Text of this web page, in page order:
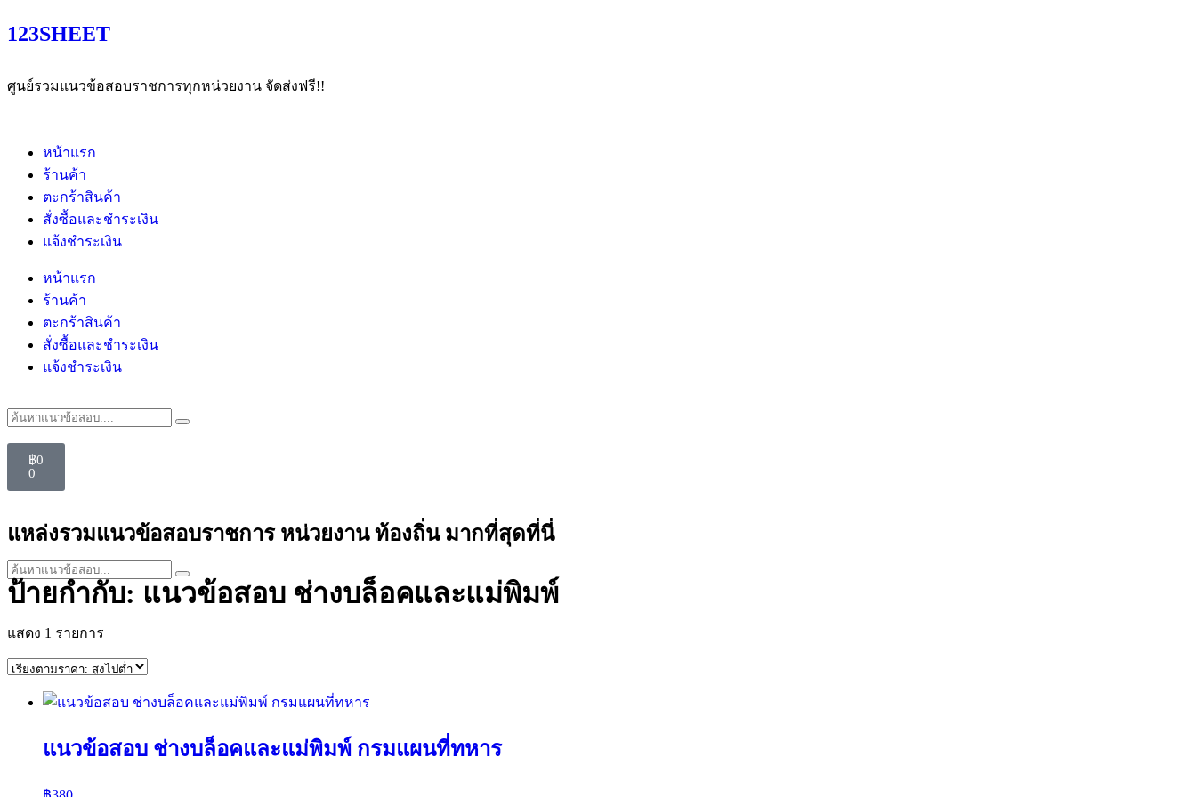
123SHEET
ศูนย์รวมแนวข้อสอบราชการทุกหน่วยงาน จัดส่งฟรี!!
หน้าแรก
ร้านค้า
ตะกร้าสินค้า
สั่งซื้อและชำระเงิน
แจ้งชำระเงิน
หน้าแรก
ร้านค้า
ตะกร้าสินค้า
สั่งซื้อและชำระเงิน
แจ้งชำระเงิน
฿0
0
แหล่งรวมแนวข้อสอบราชการ หน่วยงาน ท้องถิ่น มากที่สุดที่นี่
ป้ายกำกับ: แนวข้อสอบ ช่างบล็อคและแม่พิมพ์
แสดง 1 รายการ
แนวข้อสอบ ช่างบล็อคและแม่พิมพ์ กรมแผนที่ทหาร